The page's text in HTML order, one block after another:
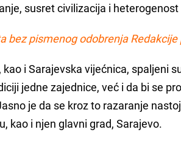
susret civilizacija i
bez pismenog odobrenja
i Sarajevska vijećnica, spaljeni
jedne zajednice, već i da bi se
je da se kroz to razaranje
kao i njen glavni grad, Sarajevo.